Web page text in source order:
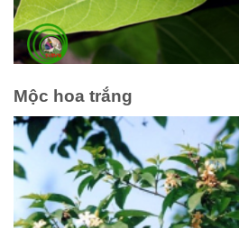
Mộc hoa trắng